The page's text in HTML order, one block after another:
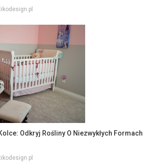
Odkryj Rośliny O Niezwykłych Formach